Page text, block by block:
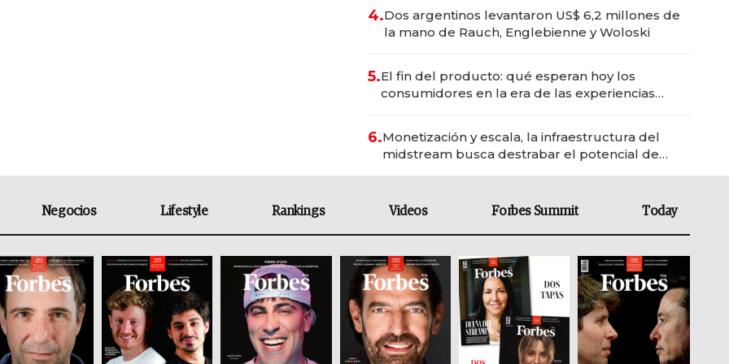
4.Dos argentinos levantaron US$ 6,2 millones de
la mano de Rauch, Englebienne y Woloski
5.El fin del producto: qué esperan hoy los
consumidores en la era de las experiencias
6.Monetización y escala, la infraestructura del
midstream busca destrabar el potencial de
Negocios Lifestyle Rankings Videos Forbes Summit Today